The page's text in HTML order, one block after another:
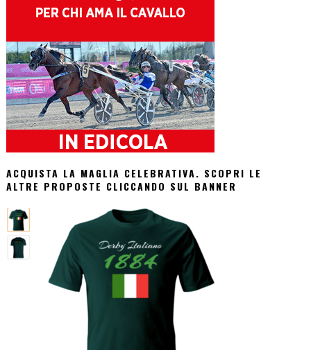
ACQUISTA LA MAGLIA CELEBRATIVA. SCOPRI LE
ALTRE PROPOSTE CLICCANDO SUL BANNER